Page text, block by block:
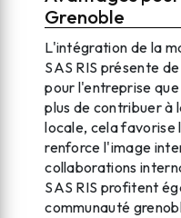
Grenoble
L'intégration de la
SAS RIS présente
pour l'entreprise
plus de contribuer à
locale, cela favorise
renforce l'image
collaborations
SAS RIS profitent
communauté